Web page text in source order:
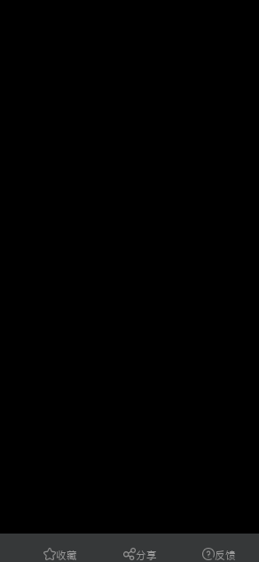
收藏 分享 反馈